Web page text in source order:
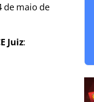
de maio de
Juiz: